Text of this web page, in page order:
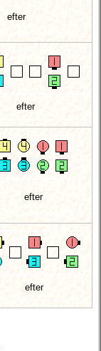
efter
efter
efter
efter